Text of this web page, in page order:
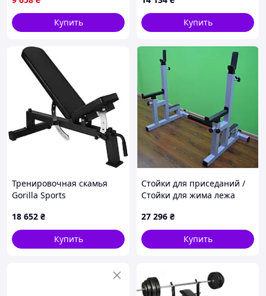
Купить
Купить
Тренировочная скамья
Gorilla Sports
18 652 ₴
Купить
Стойки для приседаний /
Стойки для жима лежа
страховыми упорами
27 296 ₴
Купить